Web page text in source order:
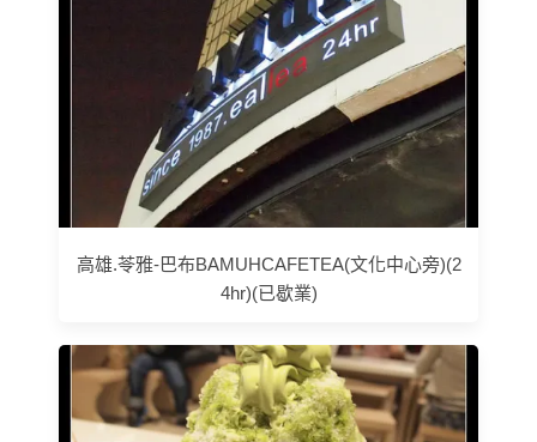
高雄.苓雅-巴布BAMUHCAFETEA(文化中心旁)(2
4hr)(已歇業)